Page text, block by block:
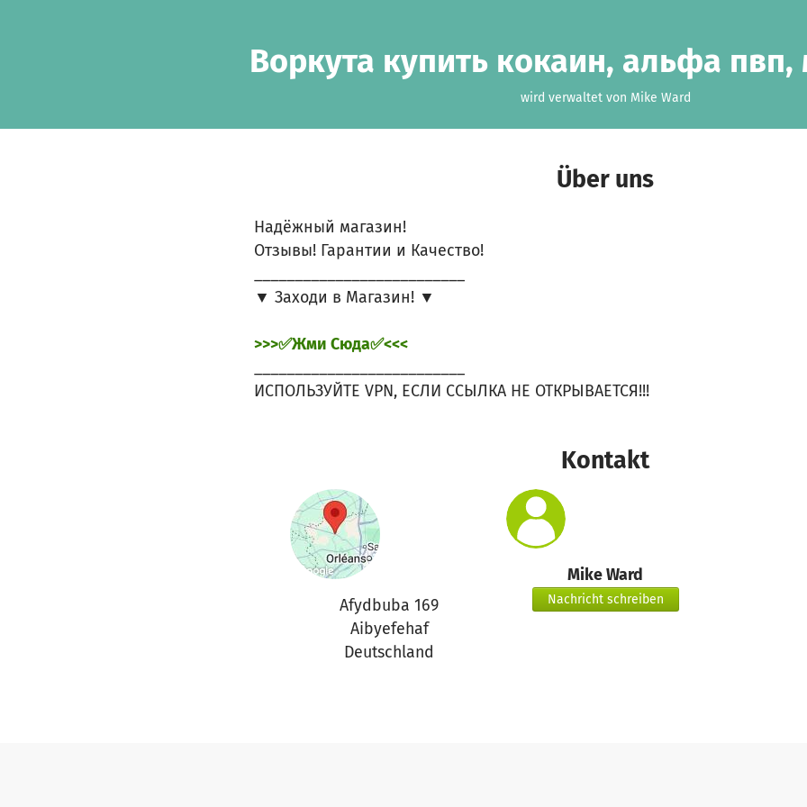
Воркута купить кокаин, альфа
wird verwaltet von Mike Ward
Über uns
Надёжный магазин!
Отзывы! Гарантии и Качество!
▼ Заходи в Магазин! ▼
>>>✅Жми Сюда✅<<<
ИСПОЛЬЗУЙТЕ VPN, ЕСЛИ ССЫЛКА НЕ ОТКРЫВАЕТСЯ!!!
Kontakt
Afydbuba 169
Aibyefehaf
Deutschland
Mike Ward
Nachricht schreiben